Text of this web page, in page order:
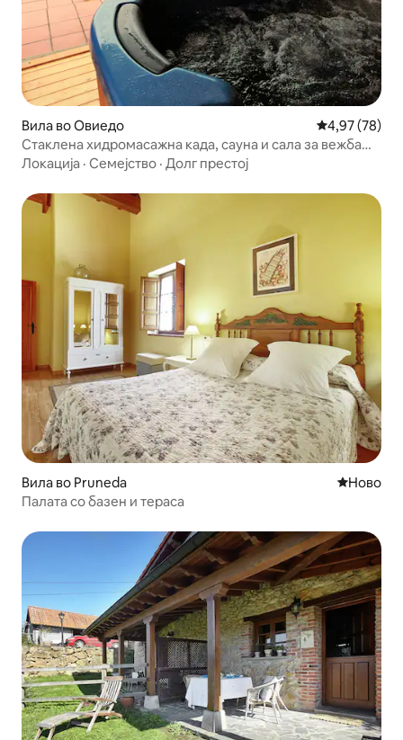
Вила во Овиедо Просечна
4,97 (78)
Стаклена хидромасажна када, сауна и сала за вежбање
· Овиедо на 5 минути
Локација · Семејство · Долг престој
Вила во Pruneda Ново
Ново
Палата со базен и тераса